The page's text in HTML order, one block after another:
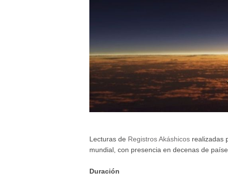
Lecturas de Registros Akáshicos realizadas
mundial, con presencia en decenas de
Duración